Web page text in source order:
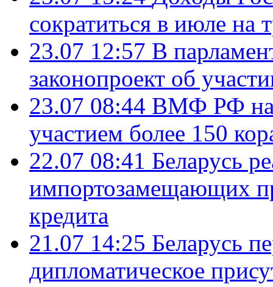
сократиться в июле на
23.07 12:57 В
законопроект об
23.07 08:44 ВМФ РФ
участием более 150
22.07 08:41 Беларусь
импортозамещающих
кредита
21.07 14:25 Беларусь
дипломатическое